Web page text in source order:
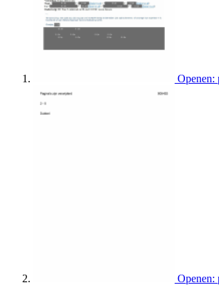
Openen:
Openen: